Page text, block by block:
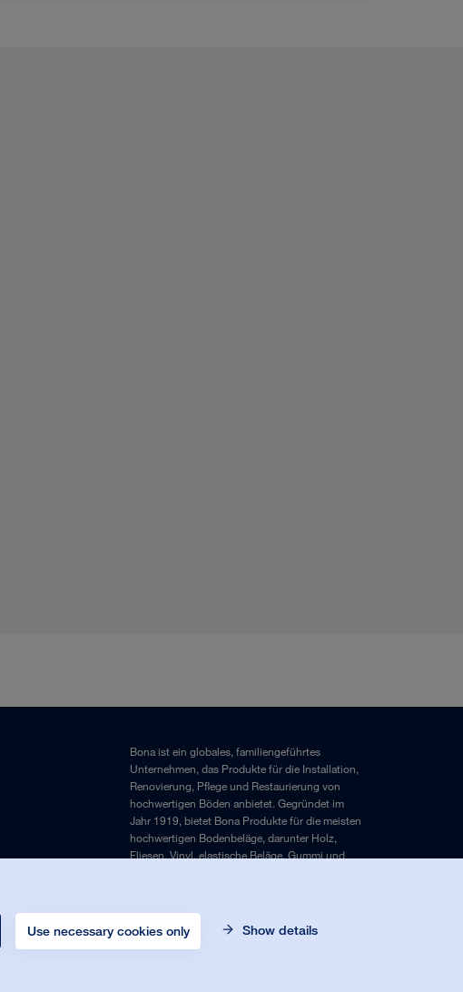
Use necessary cookies only Show details
Bona ist ein globales, familiengeführtes
Unternehmen, das Produkte für die Installation,
Renovierung, Pflege und Restaurierung von
hochwertigen Böden anbietet. Gegründet im
Jahr 1919, bietet Bona Produkte für die meisten
hochwertigen Bodenbeläge, darunter Holz,
Fliesen, Vinyl, elastische Beläge, Gummi und
und